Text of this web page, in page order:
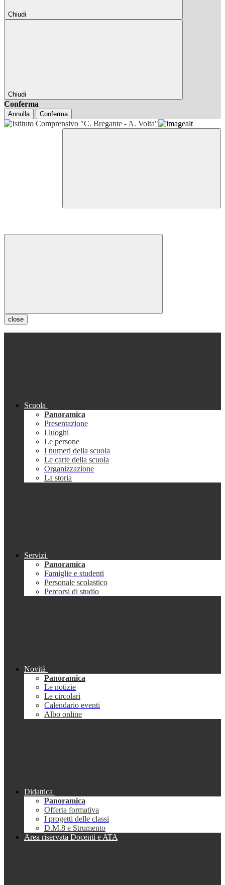
Chiudi
Chiudi
Conferma
Annulla Conferma
close
Scuola
Panoramica
Presentazione
I luoghi
Le persone
I numeri della scuola
Le carte della scuola
Organizzazione
La storia
Servizi
Panoramica
Famiglie e studenti
Personale scolastico
Percorsi di studio
Novità
Panoramica
Le notizie
Le circolari
Calendario eventi
Albo online
Didattica
Panoramica
Offerta formativa
I progetti delle classi
D.M.8 e Strumento
Area riservata Docenti e ATA